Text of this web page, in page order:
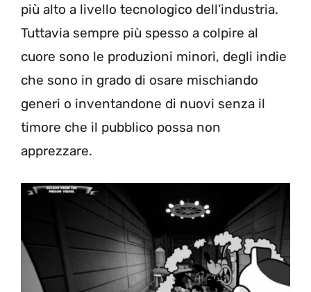
più alto a livello tecnologico dell’industria.
Tuttavia sempre più spesso a colpire al
cuore sono le produzioni minori, degli indie
che sono in grado di osare mischiando
generi o inventandone di nuovi senza il
timore che il pubblico possa non
apprezzare.